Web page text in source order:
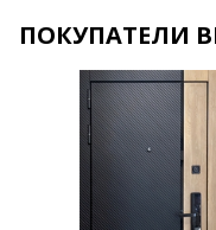
ПОКУПАТЕЛИ